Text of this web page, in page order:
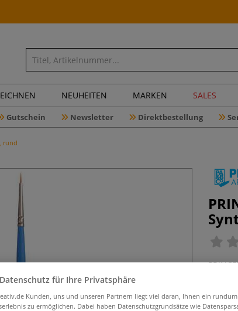
NEUHEITEN MARKEN SALES
Gutschein Newsletter Direktbestellung
rund
und
für Ihre Privatsphäre
Kunden, uns und unseren Partnern liegt viel daran, Ihnen ein
zu ermöglichen. Dabei haben Datenschutzgrundsätze wie